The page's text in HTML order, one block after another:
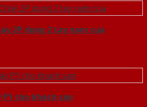
2P dung 2 tay nam cua
P1 cho khach san